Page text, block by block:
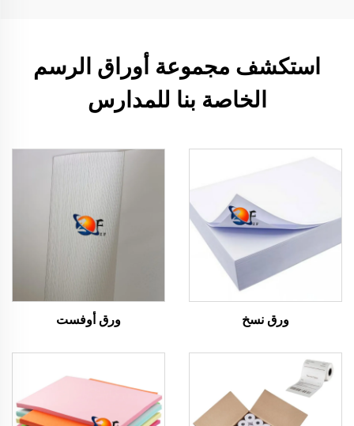
استكشف مجموعة أوراق الرسم
الخاصة بنا للمدارس
ورق نسخ ورق أوفست